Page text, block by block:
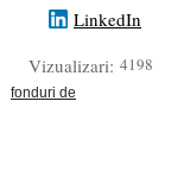
LinkedIn
Vizualizari: 4198
fonduri de